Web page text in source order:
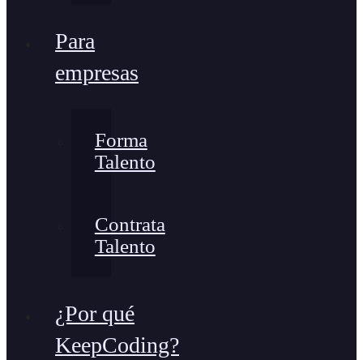
Para
empresas
Forma
Talento
Contrata
Talento
¿Por qué
KeepCoding?